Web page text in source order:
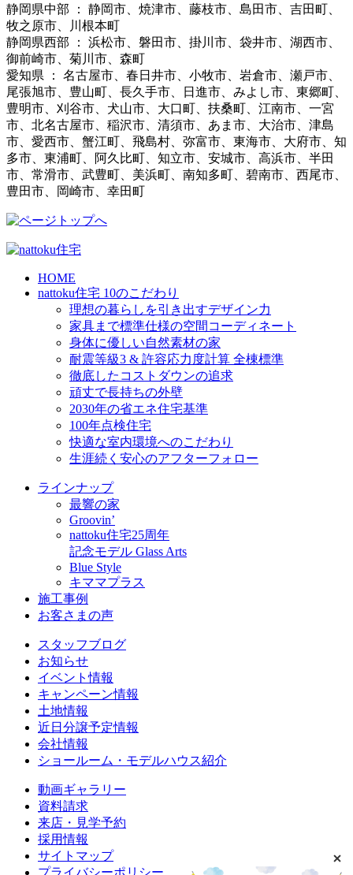
静岡県中部 ： 静岡市、焼津市、藤枝市、島田市、吉田町、
牧之原市、川根本町
静岡県西部 ： 浜松市、磐田市、掛川市、袋井市、湖西市、
御前崎市、菊川市、森町
愛知県 ： 名古屋市、春日井市、小牧市、岩倉市、瀬戸市、
尾張旭市、豊山町、長久手市、日進市、みよし市、東郷町、
豊明市、刈谷市、犬山市、大口町、扶桑町、江南市、一宮
市、北名古屋市、稲沢市、清須市、あま市、大治市、津島
市、愛西市、蟹江町、飛島村、弥富市、東海市、大府市、知
多市、東浦町、阿久比町、知立市、安城市、高浜市、半田
市、常滑市、武豊町、美浜町、南知多町、碧南市、西尾市、
豊田市、岡崎市、幸田町
HOME
nattoku住宅 10のこだわり
理想の暮らしを引き出すデザイン力
家具まで標準仕様の空間コーディネート
身体に優しい自然素材の家
耐震等級3 & 許容応力度計算 全棟標準
徹底したコストダウンの追求
頑丈で長持ちの外壁
2030年の省エネ住宅基準
100年点検住宅
快適な室内環境へのこだわり
生涯続く安心のアフターフォロー
ラインナップ
最響の家
Groovin’
nattoku住宅25周年
記念モデル Glass Arts
Blue Style
キママプラス
施工事例
お客さまの声
スタッフブログ
お知らせ
イベント情報
キャンペーン情報
土地情報
近日分譲予定情報
会社情報
ショールーム・モデルハウス紹介
動画ギャラリー
資料請求
来店・見学予約
採用情報
サイトマップ
プライバシーポリシー